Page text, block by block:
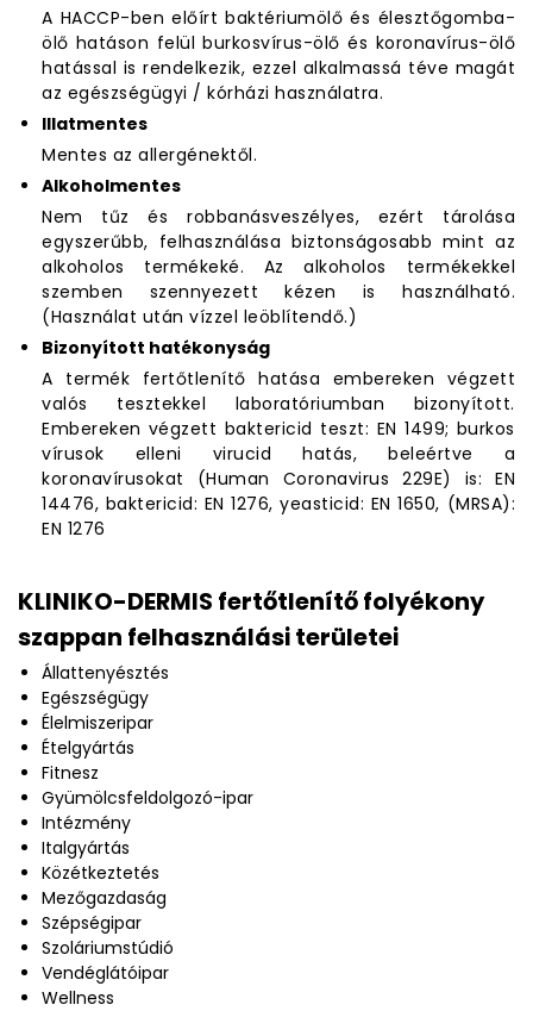
A HACCP-ben előírt baktériumölő és élesztőgomba-
ölő hatáson felül burkosvírus-ölő és koronavírus-ölő
hatással is rendelkezik, ezzel alkalmassá téve magát
az egészségügyi / kórházi használatra.
Illatmentes
Mentes az allergénektől.
Alkoholmentes
Nem tűz és robbanásveszélyes, ezért tárolása
egyszerűbb, felhasználása biztonságosabb mint az
alkoholos termékeké. Az alkoholos termékekkel
szemben szennyezett kézen is használható.
(Használat után vízzel leöblítendő.)
Bizonyított hatékonyság
A termék fertőtlenítő hatása embereken végzett
valós tesztekkel laboratóriumban bizonyított.
Embereken végzett baktericid teszt: EN 1499; burkos
vírusok elleni virucid hatás, beleértve a
koronavírusokat (Human Coronavirus 229E) is: EN
14476, baktericid: EN 1276, yeasticid: EN 1650, (MRSA):
EN 1276
KLINIKO-DERMIS fertőtlenítő folyékony
szappan felhasználási területei
Állattenyésztés
Egészségügy
Élelmiszeripar
Ételgyártás
Fitnesz
Gyümölcsfeldolgozó-ipar
Intézmény
Italgyártás
Közétkeztetés
Mezőgazdaság
Szépségipar
Szoláriumstúdió
Vendéglátóipar
Wellness